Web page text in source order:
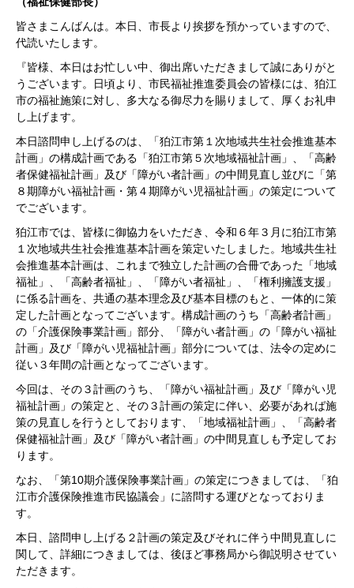
皆さまこんばんは。本日、市長より挨拶を預かっていますので、
代読いたします。
『皆様、本日はお忙しい中、御出席いただきまして誠にありがと
うございます。日頃より、市民福祉推進委員会の皆様には、狛江
市の福祉施策に対し、多大なる御尽力を賜りまして、厚くお礼申
し上げます。
本日諮問申し上げるのは、「狛江市第１次地域共生社会推進基本
計画」の構成計画である「狛江市第５次地域福祉計画」、「高齢
者保健福祉計画」及び「障がい者計画」の中間見直し並びに「第
８期障がい福祉計画・第４期障がい児福祉計画」の策定について
でございます。
狛江市では、皆様に御協力をいただき、令和６年３月に狛江市第
１次地域共生社会推進基本計画を策定いたしました。地域共生社
会推進基本計画は、これまで独立した計画の合冊であった「地域
福祉」、「高齢者福祉」、「障がい者福祉」、「権利擁護支援」
に係る計画を、共通の基本理念及び基本目標のもと、一体的に策
定した計画となってございます。構成計画のうち「高齢者計画」
の「介護保険事業計画」部分、「障がい者計画」の「障がい福祉
計画」及び「障がい児福祉計画」部分については、法令の定めに
従い３年間の計画となってございます。
今回は、その３計画のうち、「障がい福祉計画」及び「障がい児
福祉計画」の策定と、その３計画の策定に伴い、必要があれば施
策の見直しを行うとしております、「地域福祉計画」、「高齢者
保健福祉計画」及び「障がい者計画」の中間見直しも予定してお
ります。
なお、「第10期介護保険事業計画」の策定につきましては、「狛
江市介護保険推進市民協議会」に諮問する運びとなっておりま
す。
本日、諮問申し上げる２計画の策定及びそれに伴う中間見直しに
関して、詳細につきましては、後ほど事務局から御説明させてい
ただきます。